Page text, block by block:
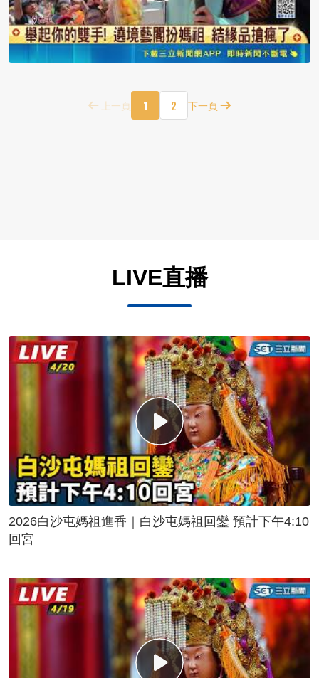
上一頁 1 2 下一頁
LIVE直播
2026白沙屯媽祖進香｜白沙屯媽祖回鑾 預計下午4:10
回宮